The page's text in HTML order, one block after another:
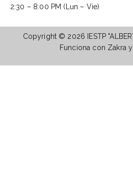
2:30 – 8:00 PM (Lun – Vie)
Copyright © 2026 IESTP
Funciona con Zakra